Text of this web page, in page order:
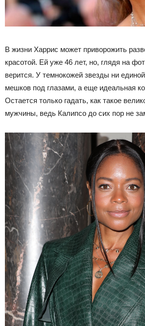
В жизни Харрис может приворожить
красотой. Ей уже 46 лет, но, глядя на
верится. У темнокожей звезды ни
мешков под глазами, а еще идеальная
Остается только гадать, как такое
мужчины, ведь Калипсо до сих пор не